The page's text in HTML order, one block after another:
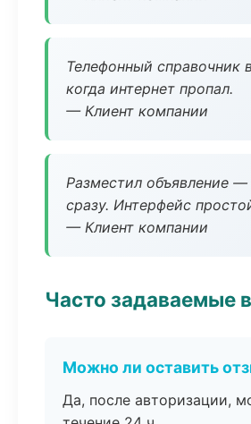
Телефонный справочник
когда интернет пропал.
— Клиент компании
Разместил объявление —
сразу. Интерфейс
— Клиент компании
Часто задаваемые
Можно ли оставить
Да, после авторизации,